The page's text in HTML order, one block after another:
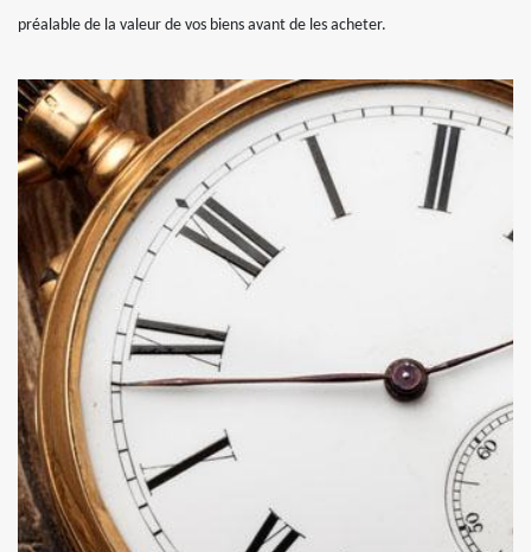
préalable de la valeur de vos biens avant de les acheter.